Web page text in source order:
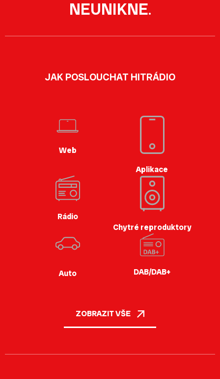
NEUNIKNE.
JAK POSLOUCHAT HITRÁDIO
Web
Aplikace
Rádio
Chytré reproduktory
Auto DAB/DAB+
ZOBRAZIT VŠE